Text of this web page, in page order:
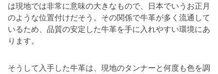
は現地では非常に意味の大きなもので、日本でいうお正月
のような位置付けだそう。その関係で牛革が多く流通して
いるため、品質の安定した牛革を手に入れやすい環境にあ
ります。
そうして入手した牛革は、現地のタンナーと何度も色を調